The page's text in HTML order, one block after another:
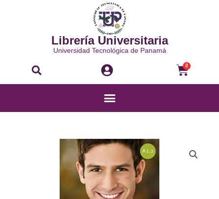
Librería Universitaria
Universidad Tecnológica de Panamá
Buscar 0
Menú